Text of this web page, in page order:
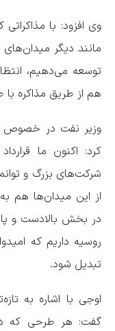
وی افزود: با
مانند دیگر
توسعه می‌دهیم،
هم از طریق مذاکره
وزیر نفت در خصوص
کرد: اکنون ما
شرکت‌های بزرگ و
از این میدان‌ها هم
در بخش بالادست و
روسیه داریم که
تبدیل شود.
اوجی با اشاره به
گفت: هر طرحی که